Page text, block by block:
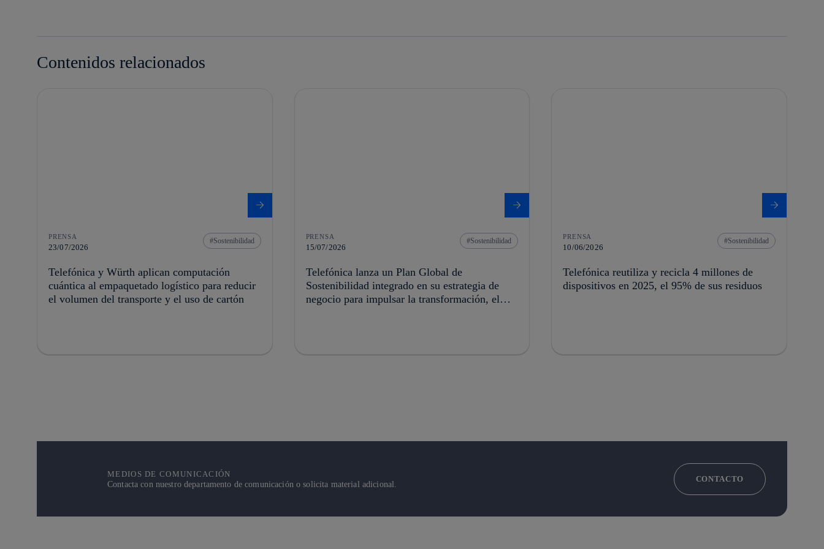
Contenidos relacionados
PRENSA
23/07/2026
Sostenibilidad
Telefónica y Würth aplican computación
cuántica al empaquetado logístico para reducir
el volumen del transporte y el uso de cartón
PRENSA
15/07/2026
Sostenibilidad
Telefónica lanza un Plan Global de
Sostenibilidad integrado en su estrategia de
negocio para impulsar la transformación, el
PRENSA
10/06/2026
Sostenibilidad
Telefónica reutiliza y recicla 4 millones de
dispositivos en 2025, el 95% de sus residuos
MEDIOS DE COMUNICACIÓN
Contacta con nuestro departamento de comunicación o solicita material adicional.
CONTACTO